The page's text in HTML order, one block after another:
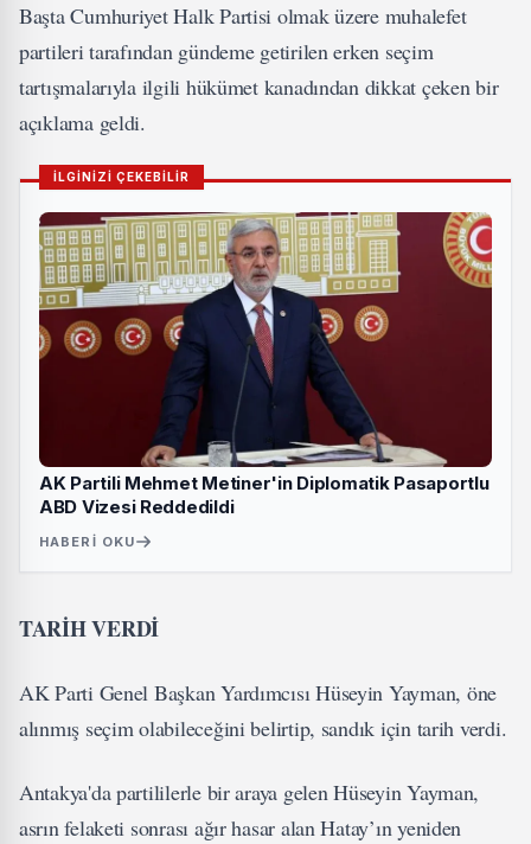
Başta Cumhuriyet Halk Partisi​ olmak üzere muhalefet
partileri tarafından gündeme getirilen erken seçim​
tartışmalarıyla ilgili hükümet kanadından dikkat çeken bir
açıklama geldi.
İLGİNİZİ ÇEKEBİLİR
AK Partili Mehmet Metiner'in Diplomatik Pasaportlu
ABD Vizesi Reddedildi
HABERI OKU
TARİH VERDİ
AK Parti​ Genel Başkan Yardımcısı Hüseyin Yayman​, öne
alınmış seçim olabileceğini belirtip, sandık için tarih verdi.
Antakya'da partililerle bir araya gelen Hüseyin Yayman,
asrın felaketi sonrası ağır hasar alan Hatay’ın yeniden